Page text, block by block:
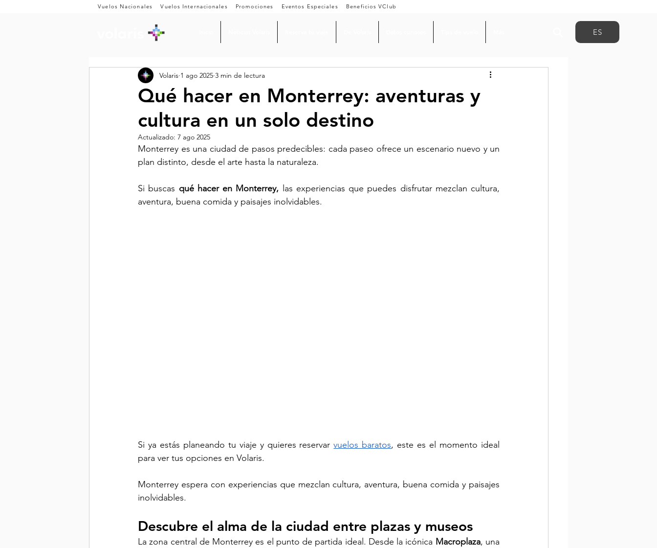
Vuelos Nacionales Vuelos Internacionales Promociones Eventos Especiales Beneficios VClub
ES
Qué hacer en Monterrey: aventuras y
cultura en un solo destino
Volaris 1 ago 2025 3 min de lectura
Actualizado: 7 ago 2025
Monterrey es una ciudad de pasos predecibles: cada paseo ofrece un escenario nuevo y un
plan distinto, desde el arte hasta la naturaleza.
Si buscas qué hacer en Monterrey, las experiencias que puedes disfrutar mezclan cultura,
aventura, buena comida y paisajes inolvidables.
Si ya estás planeando tu viaje y quieres reservar vuelos baratos, este es el momento ideal
para ver tus opciones en Volaris.
Monterrey espera con experiencias que mezclan cultura, aventura, buena comida y paisajes
inolvidables.
Descubre el alma de la ciudad entre plazas y museos
La zona central de Monterrey es el punto de partida ideal. Desde la icónica Macroplaza, una